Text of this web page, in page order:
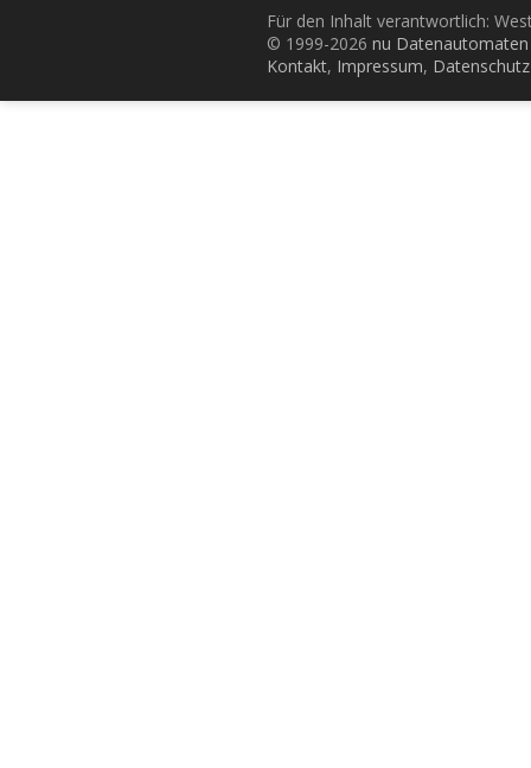
Für den Inhalt verantwortlich:
© 1999-2026 nu
Kontakt, Impressum, Datenschutz